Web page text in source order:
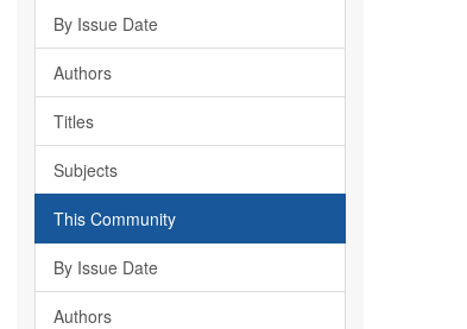
By Issue Date
Authors
Titles
Subjects
This Community
By Issue Date
Authors